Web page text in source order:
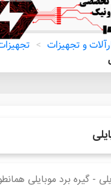
و تجهیزات >
- گیره برد موبایلی